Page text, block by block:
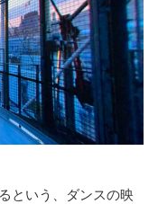
という、ダンスの映